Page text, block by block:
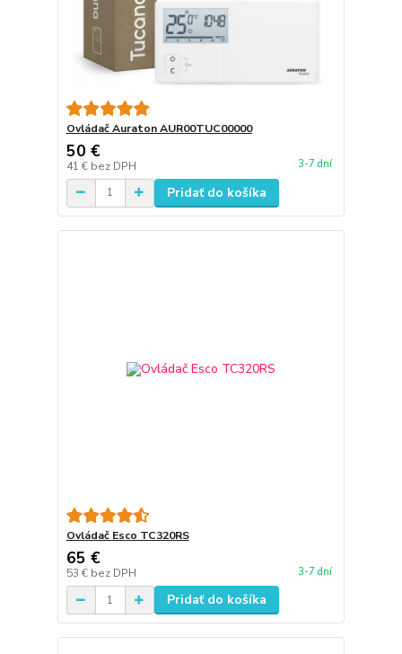
Ovládač Auraton AUR00TUC00000
50 €
41 € bez DPH 3-7 dní
Pridať do košíka
Ovládač Esco TC320RS
65 €
53 € bez DPH 3-7 dní
Pridať do košíka